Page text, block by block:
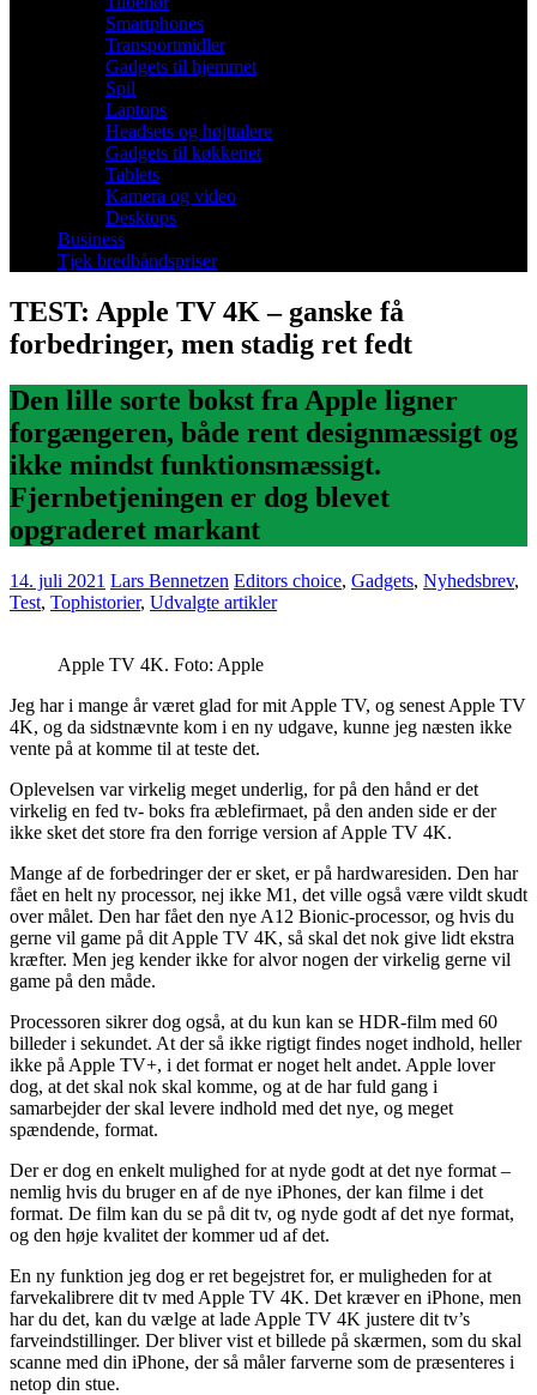
Smartphones
Transportmidler
Gadgets til hjemmet
Spil
Laptops
Headsets og højttalere
Gadgets til køkkenet
Tablets
Kamera og video
Desktops
Business
Tjek bredbåndspriser
TEST: Apple TV 4K – ganske få
forbedringer, men stadig ret fedt
Den lille sorte bokst fra Apple ligner
forgængeren, både rent designmæssigt og
ikke mindst funktionsmæssigt.
Fjernbetjeningen er dog blevet
opgraderet markant
14. juli 2021 Lars Bennetzen Editors choice, Gadgets, Nyhedsbrev,
Test, Tophistorier, Udvalgte artikler
Apple TV 4K. Foto: Apple
Jeg har i mange år været glad for mit Apple TV, og senest Apple TV
4K, og da sidstnævnte kom i en ny udgave, kunne jeg næsten ikke
vente på at komme til at teste det.
Oplevelsen var virkelig meget underlig, for på den hånd er det
virkelig en fed tv- boks fra æblefirmaet, på den anden side er der
ikke sket det store fra den forrige version af Apple TV 4K.
Mange af de forbedringer der er sket, er på hardwaresiden. Den har
fået en helt ny processor, nej ikke M1, det ville også være vildt skudt
over målet. Den har fået den nye A12 Bionic-processor, og hvis du
gerne vil game på dit Apple TV 4K, så skal det nok give lidt ekstra
kræfter. Men jeg kender ikke for alvor nogen der virkelig gerne vil
game på den måde.
Processoren sikrer dog også, at du kun kan se HDR-film med 60
billeder i sekundet. At der så ikke rigtigt findes noget indhold, heller
ikke på Apple TV+, i det format er noget helt andet. Apple lover
dog, at det skal nok skal komme, og at de har fuld gang i
samarbejder der skal levere indhold med det nye, og meget
spændende, format.
Der er dog en enkelt mulighed for at nyde godt at det nye format –
nemlig hvis du bruger en af de nye iPhones, der kan filme i det
format. De film kan du se på dit tv, og nyde godt af det nye format,
og den høje kvalitet der kommer ud af det.
En ny funktion jeg dog er ret begejstret for, er muligheden for at
farvekalibrere dit tv med Apple TV 4K. Det kræver en iPhone, men
har du det, kan du vælge at lade Apple TV 4K justere dit tv’s
farveindstillinger. Der bliver vist et billede på skærmen, som du skal
scanne med din iPhone, der så måler farverne som de præsenteres i
netop din stue.